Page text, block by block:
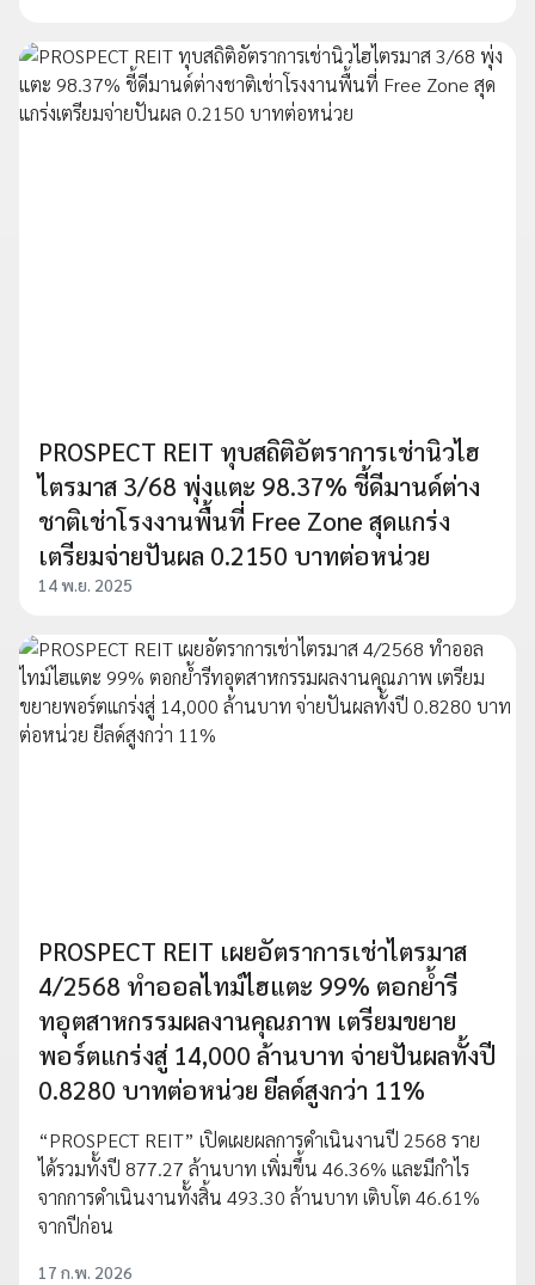
PROSPECT REIT ทุบสถิติอัตราการเช่านิวไฮ
ไตรมาส 3/68 พุ่งแตะ 98.37% ชี้ดีมานด์ต่าง
ชาติเช่าโรงงานพื้นที่ Free Zone สุดแกร่ง
เตรียมจ่ายปันผล 0.2150 บาทต่อหน่วย
14 พ.ย. 2025
PROSPECT REIT เผยอัตราการเช่าไตรมาส
4/2568 ทำออลไทม์ไฮแตะ 99% ตอกย้ำรี
ทอุตสาหกรรมผลงานคุณภาพ เตรียมขยาย
พอร์ตแกร่งสู่ 14,000 ล้านบาท จ่ายปันผลทั้งปี
0.8280 บาทต่อหน่วย ยีลด์สูงกว่า 11%
“PROSPECT REIT” เปิดเผยผลการดำเนินงานปี 2568 ราย
ได้รวมทั้งปี 877.27 ล้านบาท เพิ่มขึ้น 46.36% และมีกำไร
จากการดำเนินงานทั้งสิ้น 493.30 ล้านบาท เติบโต 46.61%
จากปีก่อน
17 ก.พ. 2026